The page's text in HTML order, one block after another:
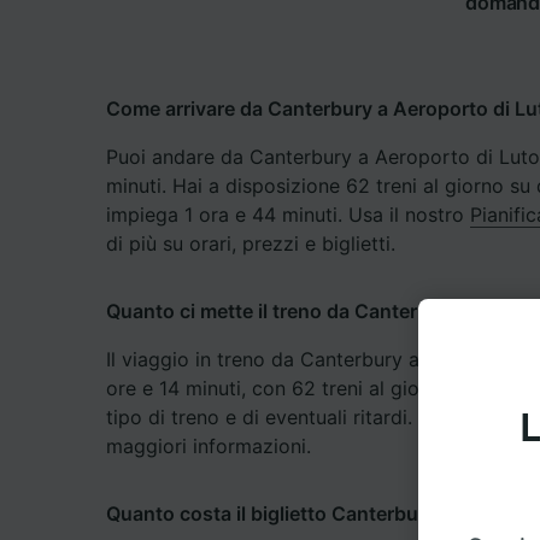
Come arrivare da Canterbury a Aeroporto di
Puoi andare da Canterbury a Aeroporto di
minuti. Hai a disposizione 62 treni al giorno
impiega 1 ora e 44 minuti. Usa il nostro
di più su orari, prezzi e biglietti.
Quanto ci mette il treno da Canterbury a
Il viaggio in treno da Canterbury a Aeroporto
ore e 14 minuti, con 62 treni al giorno. La
tipo di treno e di eventuali ritardi. Usa il nostro
maggiori informazioni.
Quanto costa il biglietto Canterbury -